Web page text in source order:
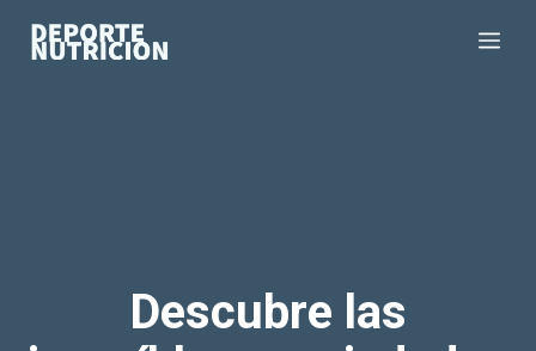
Descubre las